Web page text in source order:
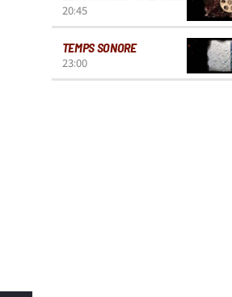
20:45
TEMPS SONORE
23:00